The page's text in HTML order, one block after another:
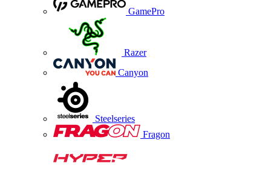
GamePro
Razer
Canyon
Steelseries
Fragon